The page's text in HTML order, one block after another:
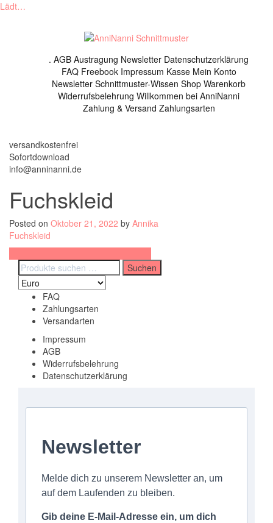
Lädt…
. AGB Austragung Newsletter Datenschutzerklärung
FAQ Freebook Impressum Kasse Mein Konto
Newsletter Schnittmuster-Wissen Shop Warenkorb
Widerrufsbelehrung Willkommen bei AnniNanni
Zahlung & Versand Zahlungsarten
versandkostenfrei
Sofortdownload
info@anninanni.de
Fuchskleid
Posted on Oktober 21, 2022 by Annika
Fuchskleid
Beitragsnavigation
Suchen
nach:
Suchen
FAQ
Zahlungsarten
Versandarten
Impressum
AGB
Widerrufsbelehrung
Datenschutzerklärung
Newsletter
Melde dich zu unserem Newsletter an, um
auf dem Laufenden zu bleiben.
Gib deine E-Mail-Adresse ein, um dich